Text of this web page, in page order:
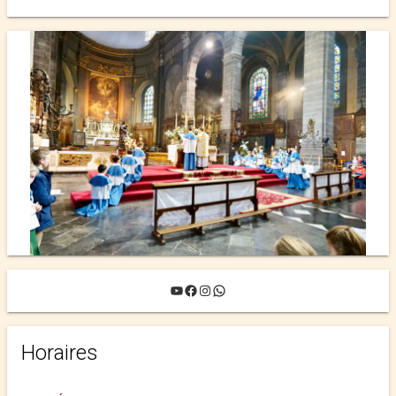
YouTube
Facebook
Instagram
WhatsApp
Horaires